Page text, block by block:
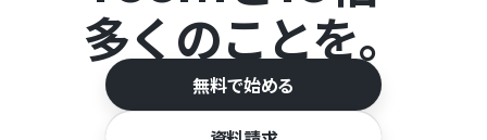
多くのことを。
無料で始める